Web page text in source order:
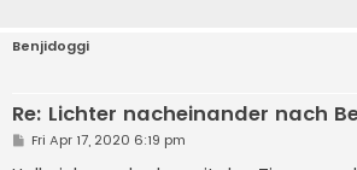
Benjidoggi
Re: Lichter nacheinander nach
PFri Apr 17, 2020 6:19 pm